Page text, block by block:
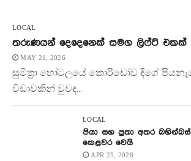
LOCAL
තරුණයන් දෙදෙනෙක් සමග ලිෆ්ට්
MAY 21, 2026
සුමිත්‍රා හෝටලයේ කොරිඩෝව දිගේ
විඩාවකින් වුවද...
LOCAL
පියා සහ පුතා අතර
කෙළවර වෙයි
APR 25, 2026